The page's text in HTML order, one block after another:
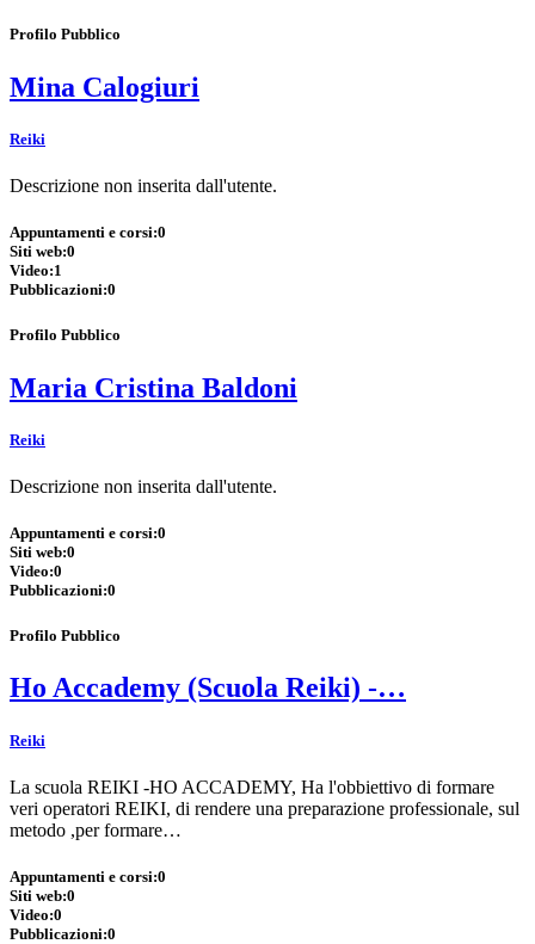
Profilo Pubblico
Mina Calogiuri
Reiki
Descrizione non inserita dall'utente.
Appuntamenti e corsi:0
Siti web:0
Video:1
Pubblicazioni:0
Profilo Pubblico
Maria Cristina Baldoni
Reiki
Descrizione non inserita dall'utente.
Appuntamenti e corsi:0
Siti web:0
Video:0
Pubblicazioni:0
Profilo Pubblico
Ho Accademy (Scuola Reiki) -…
Reiki
La scuola REIKI -HO ACCADEMY, Ha l'obbiettivo di formare
veri operatori REIKI, di rendere una preparazione professionale, sul
metodo ,per formare…
Appuntamenti e corsi:0
Siti web:0
Video:0
Pubblicazioni:0